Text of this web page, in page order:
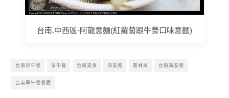
台南.中西區-阿龍意麵(紅蘿蔔跟牛蒡口味意麵)
台南早午餐 早午餐 台南美食 海安路 叢林風 台南海安路
台南早午餐餐廳